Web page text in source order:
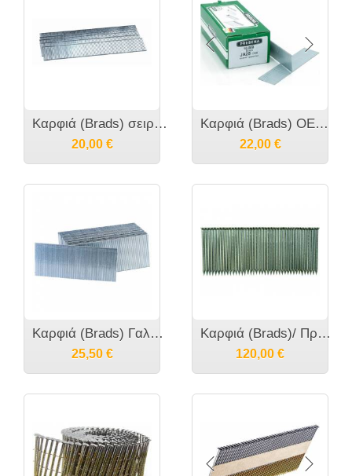
Καρφιά (Brads) σειράς 17 κατά OMER/Crisco ή 14 gauge
20,00 €
Καρφιά (Brads) OEM σειράς PREBENA JA ή αλλιώς γνωστά ως σειράς M κατα OMER/Crisco ή 21 Gauge ή MB κατά Fasco/DUOFAST, ή SK200 κατά BeA ή και MG ή M...
22,00 €
Καρφιά (Brads) Γαλβανιζέ σειράς 12 κατα OMER/Crisco ή 18 Gauge ή J κατά PREBENA, ή 512 κατά Josef Kihlberg, ή GN κατά Fasco, ή SK300 κατά BeA, ή LS...
25,50 €
Καρφιά (Brads)/ Πρόκα Τ, σειράς FN κατα OMER η NT κατά Crisco ή T κατά PREBENA, ή NT κατά Fasco, ή SK500 κατά BeA, ή T κατά Senco ή TN22 κατά Stanley
120,00 €